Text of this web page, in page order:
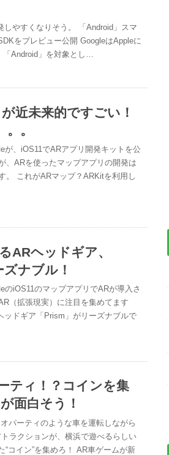
しやすくなりそう。 「Android」スマ
をプレビュー公開 GoogleはAppleに
Android」を対象とし…
近未来的ですごい！
。
が、iOS11でARアプリ開発キットを公
、ARを使ったマップアプリの開発は
。 これがARマップ？ARKitを利用し
ARヘッドギア、
ズナブル！
のiOS11のマップアプリでARが導入さ
（拡張現実）に注目を集めてます
ッドギア「Prism」がリーズナブルで
ティ！？コインを集
面白そう！
パーティのような車を運転しながら
ラクションが、横浜で遊べるらしい
コイン”を集めろ！ AR車ゲームが新